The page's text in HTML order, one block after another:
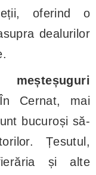
oferind o
dealurilor
Cernat, mai
bucuroși să-
Țesutul,
și alte